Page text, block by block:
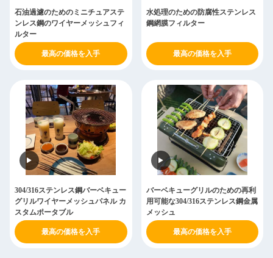
石油過濾のためのミニチュアステ
ンレス鋼のワイヤーメッシュフィ
ルター
最高の価格を入手
水処理のための防腐性ステンレス
鋼網膜フィルター
最高の価格を入手
304/316ステンレス鋼バーベキュー
グリルワイヤーメッシュパネル カ
スタムポータブル
最高の価格を入手
バーベキューグリルのための再利
用可能な304/316ステンレス鋼金属
メッシュ
最高の価格を入手